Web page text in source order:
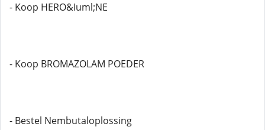
- Koop HERO&Iuml;NE
- Koop BROMAZOLAM POEDER
- Bestel Nembutaloplossing